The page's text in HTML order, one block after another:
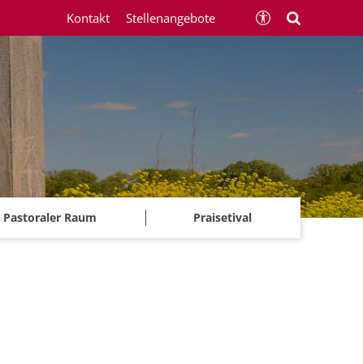
Pastoraler Raum Praisetival
Kontakt Stellenangebote